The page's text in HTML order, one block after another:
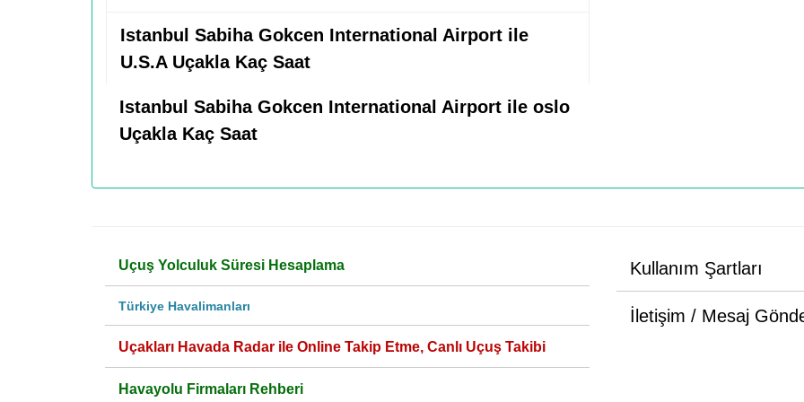
Istanbul Sabiha Gokcen International Airport ile
U.S.A Uçakla Kaç Saat
Istanbul Sabiha Gokcen International Airport ile oslo
Uçakla Kaç Saat
Uçuş Yolculuk Süresi Hesaplama
Türkiye Havalimanları
Uçakları Havada Radar ile Online Takip Etme, Canlı Uçuş Takibi
Havayolu Firmaları Rehberi
Kullanım Şartları
İletişim / Mesaj